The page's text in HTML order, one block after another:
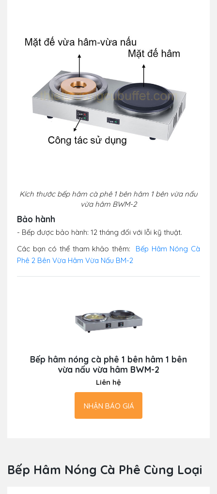
Kích thước bếp hâm cà phê 1 bên hâm 1 bên vừa nấu
vừa hâm BWM-2
Bảo hành
- Bếp được bảo hành: 12 tháng đối với lỗi kỹ thuật.
Các bạn có thể tham khảo thêm: Bếp Hâm Nóng Cà
Phê 2 Bên Vừa Hâm Vừa Nấu BM-2
Bếp hâm nóng cà phê 1 bên hâm 1 bên
vừa nấu vừa hâm BWM-2
Liên hệ
NHẬN BÁO GIÁ
Bếp Hâm Nóng Cà Phê Cùng Loại